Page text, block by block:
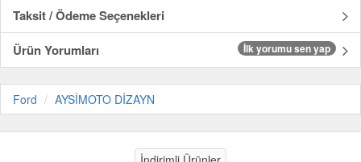
Taksit / Ödeme Seçenekleri
Ürün Yorumları
İlk yorumu sen yap
Ford AYSİMOTO DİZAYN